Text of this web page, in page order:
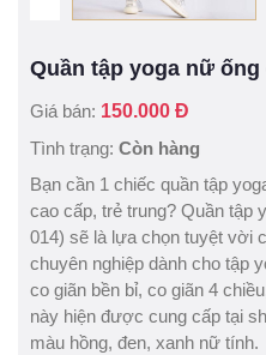
Quần tập yoga nữ ống
Giá bán: 150.000 Đ
Tình trạng: Còn hàng
Bạn cần 1 chiếc quần tập
cao cấp, trẻ trung? Quần tập
014) sẽ là lựa chọn tuyệt vời
chuyên nghiệp dành cho tập
co giãn bền bỉ, co giãn 4
này hiện được cung cấp tại
màu hồng, đen, xanh nữ tính.